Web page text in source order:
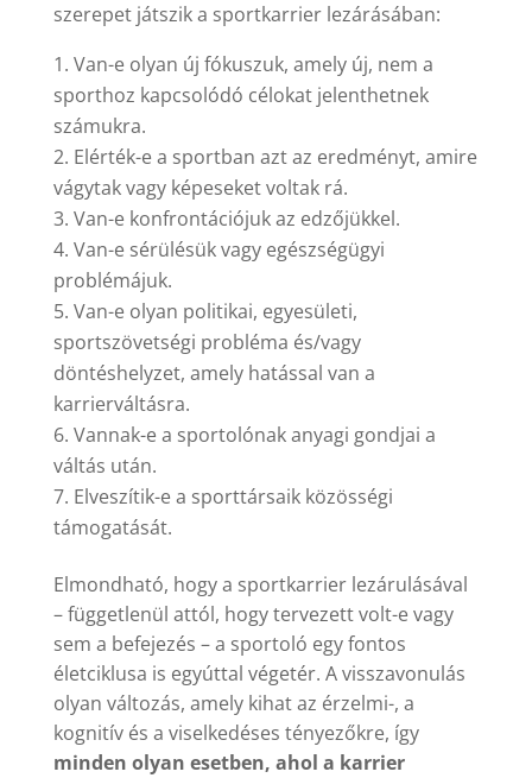
szerepet játszik a sportkarrier lezárásában:
Van-e olyan új fókuszuk, amely új, nem a
sporthoz kapcsolódó célokat jelenthetnek
számukra.
Elérték-e a sportban azt az eredményt, amire
vágytak vagy képeseket voltak rá.
Van-e konfrontációjuk az edzőjükkel.
Van-e sérülésük vagy egészségügyi
problémájuk.
Van-e olyan politikai, egyesületi,
sportszövetségi probléma és/vagy
döntéshelyzet, amely hatással van a
karrierváltásra.
Vannak-e a sportolónak anyagi gondjai a
váltás után.
Elveszítik-e a sporttársaik közösségi
támogatását.
Elmondható, hogy a sportkarrier lezárulásával
– függetlenül attól, hogy tervezett volt-e vagy
sem a befejezés – a sportoló egy fontos
életciklusa is egyúttal végetér. A visszavonulás
olyan változás, amely kihat az érzelmi-, a
kognitív és a viselkedéses tényezőkre, így
minden olyan esetben, ahol a karrier